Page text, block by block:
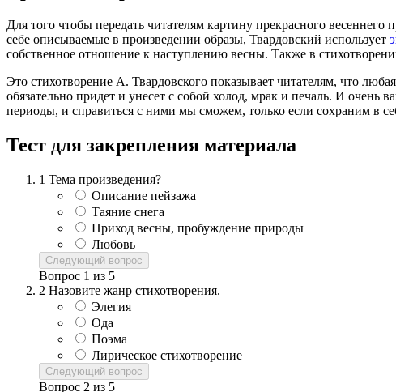
Для того чтобы передать читателям картину прекрасного
себе описываемые в произведении образы, Твардовский использует
собственное отношение к наступлению весны. Также в
Это стихотворение А. Твардовского показывает читателям, что
обязательно придет и унесет с собой холод, мрак и печаль. И очень
периоды, и справиться с ними мы сможем, только если сохраним в
Тест для закрепления материала
1 Тема произведения?
Описание пейзажа
Таяние снега
Приход весны, пробуждение природы
Любовь
Следующий вопрос
Вопрос 1 из 5
2 Назовите жанр стихотворения.
Элегия
Ода
Поэма
Лирическое стихотворение
Следующий вопрос
Вопрос 2 из 5